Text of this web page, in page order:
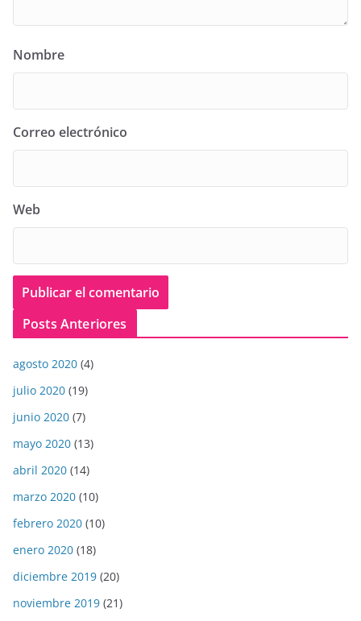
Nombre
Correo electrónico
Web
Posts Anteriores
agosto 2020 (4)
julio 2020 (19)
junio 2020 (7)
mayo 2020 (13)
abril 2020 (14)
marzo 2020 (10)
febrero 2020 (10)
enero 2020 (18)
diciembre 2019 (20)
noviembre 2019 (21)